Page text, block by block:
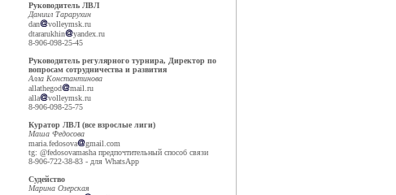
Руководитель ЛВЛ
Даниил Тарарухин
dan
volleymsk.ru
dtararukhin
yandex.ru
8-906-098-25-45
Руководитель регулярного турнира, Директор по
вопросам сотрудничества и развития
Алла Константинова
allathegod
mail.ru
alla
volleymsk.ru
8-906-098-25-75
Куратор ЛВЛ (все взрослые лиги)
Маша Федосова
maria.fedosova
gmail.com
tg: @fedosovamasha предпочтительный способ связи
8-906-722-38-83 - для WhatsApp
Судейство
Марина Озерская